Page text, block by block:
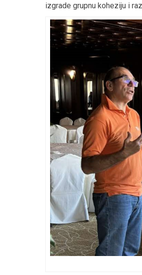
izgrade grupnu koheziju i